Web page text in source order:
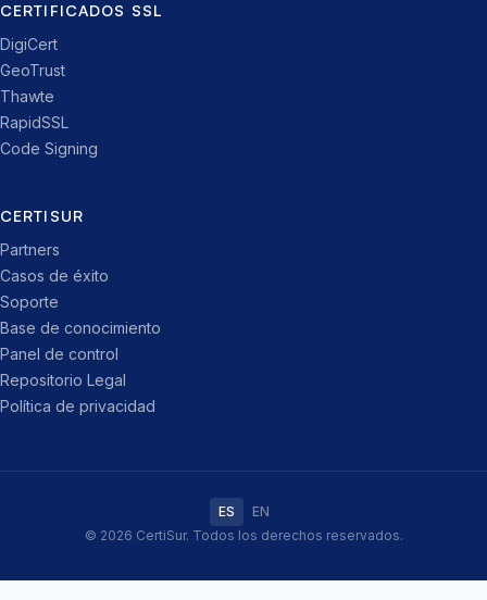
CERTIFICADOS SSL
DigiCert
GeoTrust
Thawte
RapidSSL
Code Signing
CERTISUR
Partners
Casos de éxito
Soporte
Base de conocimiento
Panel de control
Repositorio Legal
Política de privacidad
ES
EN
© 2026 CertiSur. Todos los derechos reservados.